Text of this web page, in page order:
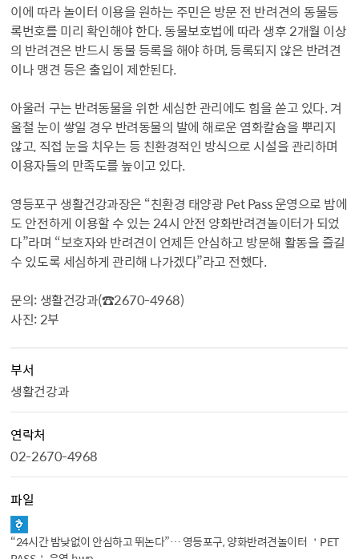
이에 따라 놀이터 이용을 원하는 주민은 방문 전 반려견의 동물등
록번호를 미리 확인해야 한다. 동물보호법에 따라 생후 2개월 이상
의 반려견은 반드시 동물 등록을 해야 하며, 등록되지 않은 반려견
이나 맹견 등은 출입이 제한된다.
아울러 구는 반려동물을 위한 세심한 관리에도 힘을 쏟고 있다. 겨
울철 눈이 쌓일 경우 반려동물의 발에 해로운 염화칼슘을 뿌리지
않고, 직접 눈을 치우는 등 친환경적인 방식으로 시설을 관리하며
이용자들의 만족도를 높이고 있다.
영등포구 생활건강과장은 “친환경 태양광 Pet Pass 운영으로 밤에
도 안전하게 이용할 수 있는 24시 안전 양화반려견놀이터가 되었
다”라며 “보호자와 반려견이 언제든 안심하고 방문해 활동을 즐길
수 있도록 세심하게 관리해 나가겠다”라고 전했다.
문의: 생활건강과(☎2670-4968)
사진: 2부
부서
생활건강과
연락처
02-2670-4968
파일
“24시간 밤낮없이 안심하고 뛰논다”… 영등포구, 양화반려견놀이터 ＇PET